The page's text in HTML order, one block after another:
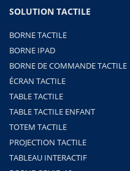
SOLUTION TACTILE
BORNE TACTILE
BORNE IPAD
BORNE DE COMMANDE TACTILE
ÉCRAN TACTILE
TABLE TACTILE
TABLE TACTILE ENFANT
TOTEM TACTILE
PROJECTION TACTILE
TABLEAU INTERACTIF